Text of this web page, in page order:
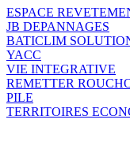
ESPACE
JB DEPANNAGES
BATICLIM
YACC
VIE INTEGRATIVE
REMETTER
PILE
TERRITOIRES